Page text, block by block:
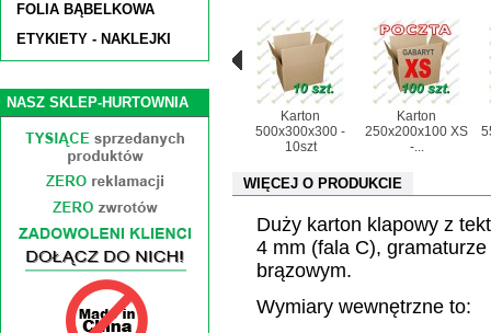
FOLIA BĄBELKOWA
ETYKIETY - NAKLEJKI
NASZ SKLEP-HURTOWNIA
Karton
500x300x300 -
10szt
Karton
250x200x100 XS
-...
WIĘCEJ O PRODUKCIE
Duży karton klapowy z
4 mm (fala C),
brązowym.
Wymiary wewnętrzne to: